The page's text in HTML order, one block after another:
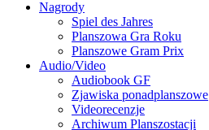
Nagrody
Spiel des Jahres
Planszowa Gra Roku
Planszowe Gram Prix
Audio/Video
Audiobook GF
Zjawiska ponadplanszowe
Videorecenzje
Archiwum Planszostacji